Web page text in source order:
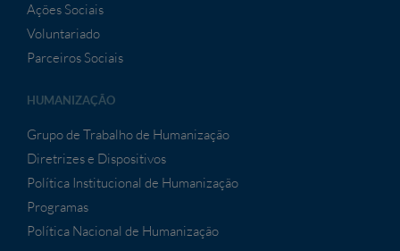
Ações Sociais
Voluntariado
Parceiros Sociais
HUMANIZAÇÃO
Grupo de Trabalho de Humanização
Diretrizes e Dispositivos
Política Institucional de Humanização
Programas
Política Nacional de Humanização